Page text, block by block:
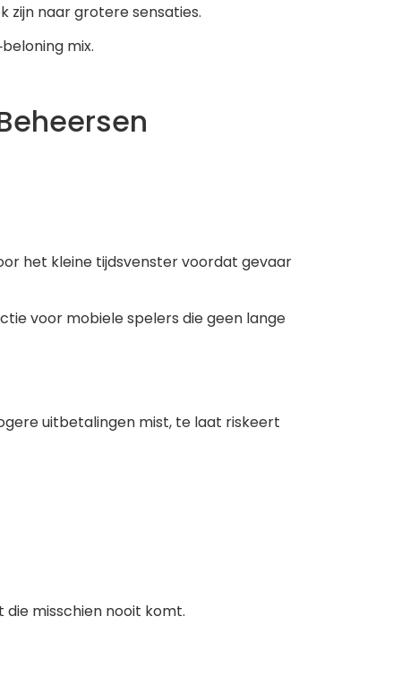
zijn naar grotere sensaties.
mix.
het kleine tijdsvenster voordat gevaar
voor mobiele spelers die geen lange
uitbetalingen mist, te laat riskeert
misschien nooit komt.